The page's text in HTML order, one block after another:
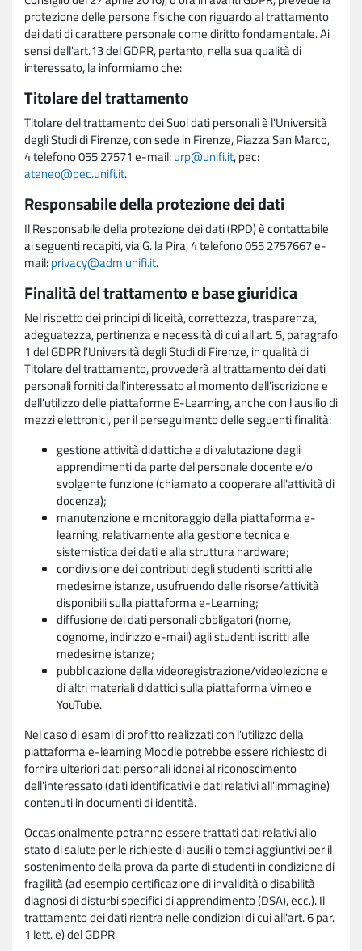
protezione delle persone fisiche con riguardo al trattamento
dei dati di carattere personale come diritto fondamentale. Ai
sensi dell'art.13 del GDPR, pertanto, nella sua qualità di
interessato, la informiamo che:
Titolare del trattamento
Titolare del trattamento dei Suoi dati personali è l'Università
degli Studi di Firenze, con sede in Firenze, Piazza San Marco,
4 telefono 055 27571 e-mail:urp@unifi.it, pec:
ateneo@pec.unifi.it.
Responsabile della protezione dei dati
Il Responsabile della protezione dei dati (RPD) è contattabile
ai seguenti recapiti, via G. la Pira, 4 telefono 055 2757667 e-
mail:privacy@adm.unifi.it.
Finalità del trattamento e base giuridica
Nel rispetto dei principi di liceità, correttezza, trasparenza,
adeguatezza, pertinenza e necessità di cui all'art. 5, paragrafo
1 del GDPR l'Università degli Studi di Firenze, in qualità di
Titolare del trattamento, provvederà al trattamento dei dati
personali forniti dall'interessato al momento dell'iscrizione e
dell'utilizzo delle piattaforme E-Learning, anche con l'ausilio di
mezzi elettronici, per il perseguimento delle seguenti finalità:
gestione attività didattiche e di valutazione degli
apprendimenti da parte del personale docente e/o
svolgente funzione (chiamato a cooperare all'attività di
docenza);
manutenzione e monitoraggio della piattaforma e-
learning, relativamente alla gestione tecnica e
sistemistica dei dati e alla struttura hardware;
condivisione dei contributi degli studenti iscritti alle
medesime istanze, usufruendo delle risorse/attività
disponibili sulla piattaforma e-Learning;
diffusione dei dati personali obbligatori (nome,
cognome, indirizzo e-mail) agli studenti iscritti alle
medesime istanze;
pubblicazione della videoregistrazione/videolezione e
di altri materiali didattici sulla piattaforma Vimeo e
YouTube.
Nel caso di esami di profitto realizzati con l'utilizzo della
piattaforma e-learning Moodle potrebbe essere richiesto di
fornire ulteriori dati personali idonei al riconoscimento
dell'interessato (dati identificativi e dati relativi all'immagine)
contenuti in documenti di identità.
Occasionalmente potranno essere trattati dati relativi allo
stato di salute per le richieste di ausili o tempi aggiuntivi per il
sostenimento della prova da parte di studenti in condizione di
fragilità (ad esempio certificazione di invalidità o disabilità
diagnosi di disturbi specifici di apprendimento (DSA), ecc.). Il
trattamento dei dati rientra nelle condizioni di cui all'art. 6 par.
1 lett. e) del GDPR.